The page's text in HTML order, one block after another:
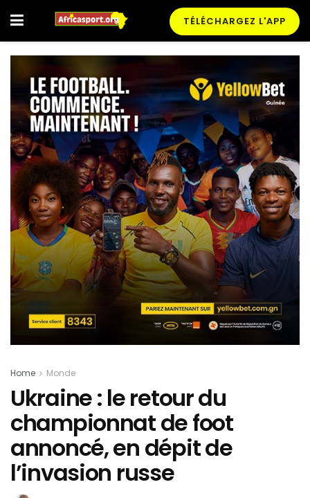
TÉLÉCHARGEZ L'APP
Home Monde
Ukraine : le retour du
championnat de foot
annoncé, en dépit de
l’invasion russe